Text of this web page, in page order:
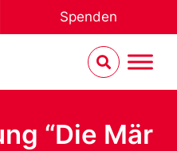
Spenden
“Die Mär